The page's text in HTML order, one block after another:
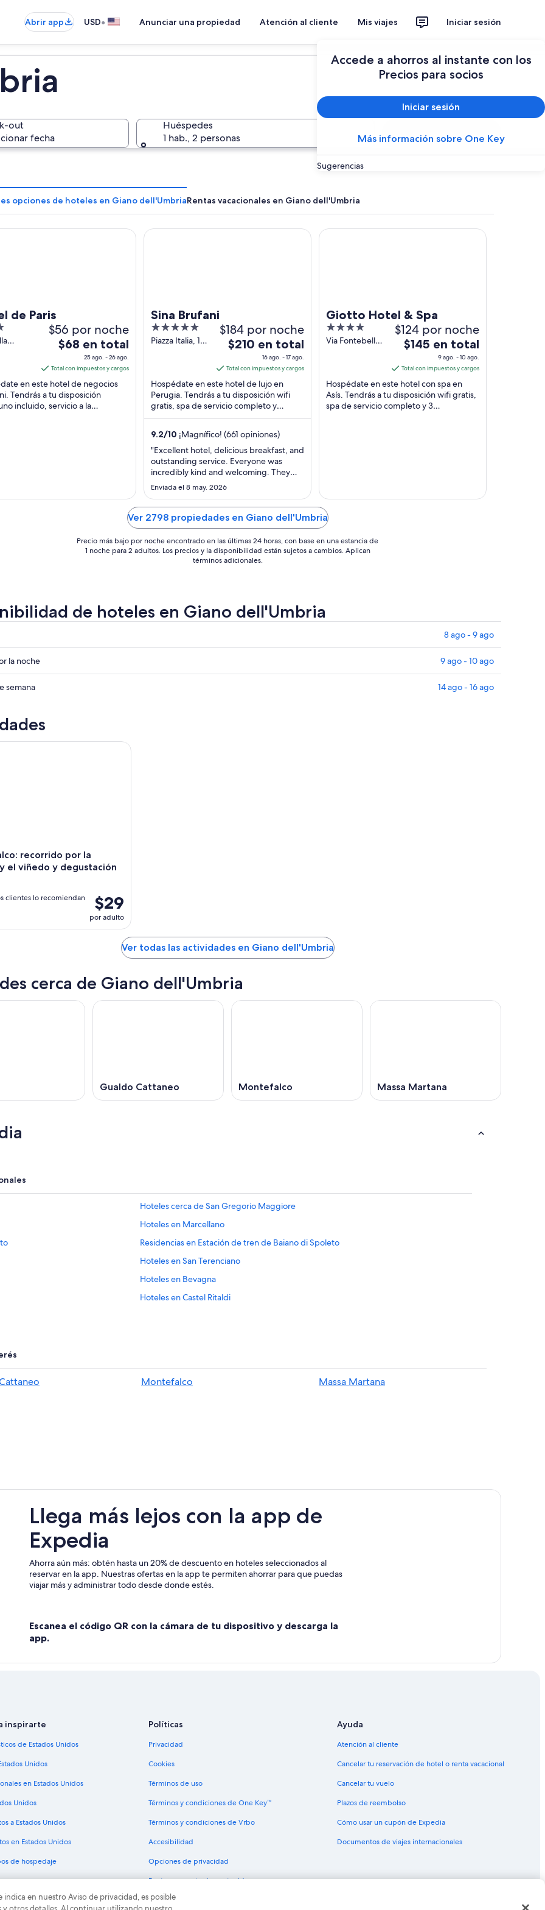
Abrir app USD• Anunciar una propiedad Atención al cliente Mis viajes Iniciar sesión
Accede a ahorros al instante con los
Precios para socios
Iniciar sesión
Más información sobre One Key
Sugerencias
out
fecha
Huéspedes
1 hab., 2 personas
Buscar
opciones de hoteles en Giano dell'UmbriaRentas vacacionales en Giano dell'Umbria
de Paris
$56 por noche
El
precio
es
de
$68
en
al
$68 en total
25 ago. - 26 ago.
Total con impuestos y cargos
en este hotel de negocios
Tendrás a tu disposición
incluido, servicio a la
Paris
Sina Brufani
5
out
Piazza Italia, 12
$184 por noche
El
es
de
$210
en
total
por
noche
del
16
al
17
ago
$210 en total
16 ago. - 17 ago.
Total con impuestos y cargos
Hospédate en este hotel de lujo en
Perugia. Tendrás a tu disposición wifi
gratis, spa de servicio completo y
terraza en la azotea. Nuestros
9.2/10 ¡Magnífico! (661 opiniones)
"Excellent hotel, delicious breakfast, and
outstanding service. Everyone was
incredibly kind and welcoming. They
even had the patience to speak Italian
with me even though I’m only starting to
learn the language, which I truly
appreciated. This is my second time
staying here, and it definitely won’t ..."
Enviada el 8 may. 2026
Sina Brufani
Giotto Hotel & Spa
4
out
Via Fontebella
$124 por noche
El
es
de
$145
en
al
$145 en total
9 ago. - 10 ago.
Total con impuestos y cargos
Hospédate en este hotel con spa en
Asís. Tendrás a tu disposición wifi gratis,
spa de servicio completo y 3
Giotto Hotel & Spa
Ver 2798 propiedades en Giano dell'Umbria
Precio más bajo por noche encontrado en las últimas 24 horas, con base en una estancia de
1 noche para 2 adultos. Los precios y la disponibilidad están sujetos a cambios. Aplican
términos adicionales.
de hoteles en Giano dell'Umbria
8 ago - 9 ago
la noche 9 ago - 10 ago
semana 14 ago - 16 ago
recorrido por la
el viñedo y degustación
$29
por adulto
clientes lo recomiendan
recorrido por la bodega y el viñedo y degustación privada
Ver todas las actividades en Giano dell'Umbria
cerca de Giano dell'Umbria
Gualdo Cattaneo Montefalco Massa Martana
Hoteles cerca de San Gregorio Maggiore
Hoteles en Marcellano
Residencias en Estación de tren de Baiano di Spoleto
Hoteles en San Terenciano
Hoteles en Bevagna
Hoteles en Castel Ritaldi
Villas en Grutti
Hoteles en San Giovanni di Baiano
Villas en San Lorenzo
Montefalco
Massa Martana
Llega más lejos con la app de
Expedia
Ahorra aún más: obtén hasta un 20% de descuento en hoteles seleccionados al
reservar en la app. Nuestras ofertas en la app te permiten ahorrar para que puedas
viajar más y administrar todo desde donde estés.
Escanea el código QR con la cámara de tu dispositivo y descarga la
app.
inspirarte
de Estados Unidos
Unidos
en Estados Unidos
Unidos
a Estados Unidos
en Estados Unidos
de hospedaje
Políticas
Privacidad
Cookies
Términos de uso
Términos y condiciones de One Key™
Términos y condiciones de Vrbo
Accesibilidad
Opciones de privacidad
Pautas y reporte de contenido
Ayuda
Atención al cliente
Cancelar tu reservación de hotel o renta vacacional
Cancelar tu vuelo
Plazos de reembolso
Cómo usar un cupón de Expedia
Documentos de viajes internacionales
los derechos reservados. Expedia y el logo de Expedia son marcas registradas o marcas comerciales de Expedia, Inc. CST# 2029030-50.
en nuestro Aviso de privacidad, es posible